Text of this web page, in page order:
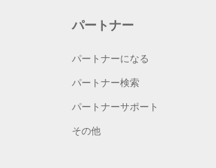
パートナー
パートナーになる
パートナー検索
パートナーサポート
その他